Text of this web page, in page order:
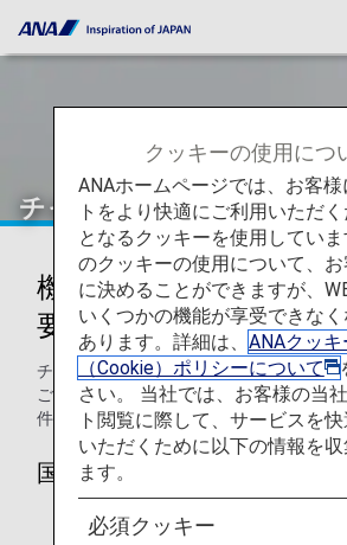
チャイルドシートについて
機内でのチャイルドシ
要件
チャイルドシートを機内にお持ち込みに
ご予定のお客様は、チャイルドシートが
件のうち1つを満たしていることが必要
国土交通省（日本）の承認済
クッキーの使用につ
ANAホームページでは、お客様
トをより快適にご利用いただ
となるクッキーを使用してい
のクッキーの使用について、
に決めることができますが、
いくつかの機能が享受できな
あります。詳細は、 ANAクッキ
（Cookie）ポリシーについて
さい。 当社では、お客様の当
ト閲覧に際して、サービスを
いただくために以下の情報を収
ます。
必須クッキー